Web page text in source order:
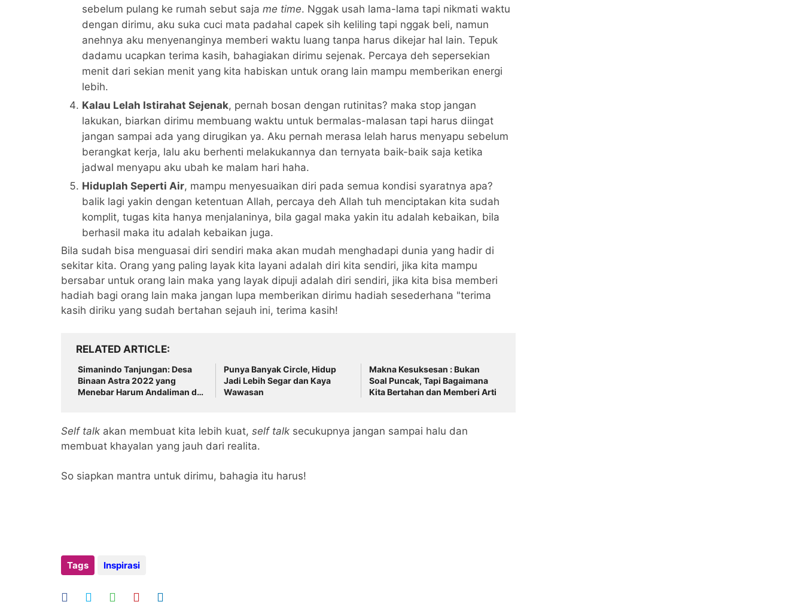
sebelum pulang ke rumah sebut saja me time. Nggak usah lama-lama tapi nikmati waktu
dengan dirimu, aku suka cuci mata padahal capek sih keliling tapi nggak beli, namun
anehnya aku menyenanginya memberi waktu luang tanpa harus dikejar hal lain. Tepuk
dadamu ucapkan terima kasih, bahagiakan dirimu sejenak. Percaya deh sepersekian
menit dari sekian menit yang kita habiskan untuk orang lain mampu memberikan energi
lebih.
Kalau Lelah Istirahat Sejenak, pernah bosan dengan rutinitas? maka stop jangan
lakukan, biarkan dirimu membuang waktu untuk bermalas-malasan tapi harus diingat
jangan sampai ada yang dirugikan ya. Aku pernah merasa lelah harus menyapu sebelum
berangkat kerja, lalu aku berhenti melakukannya dan ternyata baik-baik saja ketika
jadwal menyapu aku ubah ke malam hari haha.
Hiduplah Seperti Air, mampu menyesuaikan diri pada semua kondisi syaratnya apa?
balik lagi yakin dengan ketentuan Allah, percaya deh Allah tuh menciptakan kita sudah
komplit, tugas kita hanya menjalaninya, bila gagal maka yakin itu adalah kebaikan, bila
berhasil maka itu adalah kebaikan juga.
Bila sudah bisa menguasai diri sendiri maka akan mudah menghadapi dunia yang hadir di
sekitar kita. Orang yang paling layak kita layani adalah diri kita sendiri, jika kita mampu
bersabar untuk orang lain maka yang layak dipuji adalah diri sendiri, jika kita bisa memberi
hadiah bagi orang lain maka jangan lupa memberikan dirimu hadiah sesederhana "terima
kasih diriku yang sudah bertahan sejauh ini, terima kasih!
RELATED ARTICLE
Simanindo Tanjungan: Desa
Binaan Astra 2022 yang
Menebar Harum Andaliman dan
Punya Banyak Circle, Hidup
Jadi Lebih Segar dan Kaya
Wawasan
Makna Kesuksesan : Bukan
Soal Puncak, Tapi Bagaimana
Kita Bertahan dan Memberi Arti
Self talk akan membuat kita lebih kuat, self talk secukupnya jangan sampai halu dan
membuat khayalan yang jauh dari realita.
So siapkan mantra untuk dirimu, bahagia itu harus!
Tags Inspirasi